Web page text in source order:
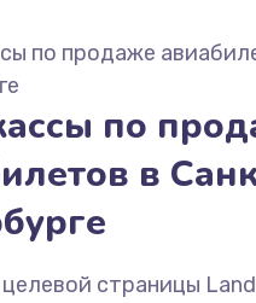
по
в
страницы